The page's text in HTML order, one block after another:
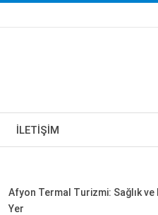
İLETIŞIM
Afyon Termal Turizmi: Sağlık
Yer